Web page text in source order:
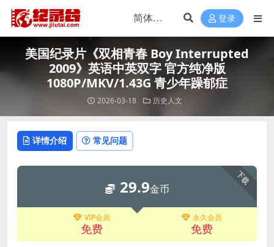
登录
美国纪录片《双相青春 Boy Interrupted
2009》英语中英双字 官方纯净版
1080P/MKV/1.43G 青少年躁郁症
2026-03-18 历史人文
详情介绍 常见问题
下载
29.9金币
VIP会员
免费
永久会员
免费